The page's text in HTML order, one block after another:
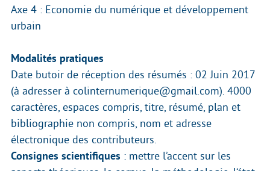
Axe 4 : Economie du numérique et développement
urbain
Modalités pratiques
Date butoir de réception des résumés : 02 Juin 2017
(à adresser à colinternumerique@gmail.com). 4000
caractères, espaces compris, titre, résumé, plan et
bibliographie non compris, nom et adresse
électronique des contributeurs.
Consignes scientifiques : mettre l’accent sur les